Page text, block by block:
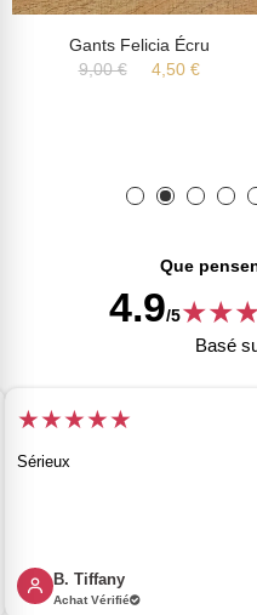
Gants Felicia Écru
9,00 €
4,50 €
Que
4.9/5★★
Basé
★★★★★
Sérieux
B. Tiffany
Achat Vérifié